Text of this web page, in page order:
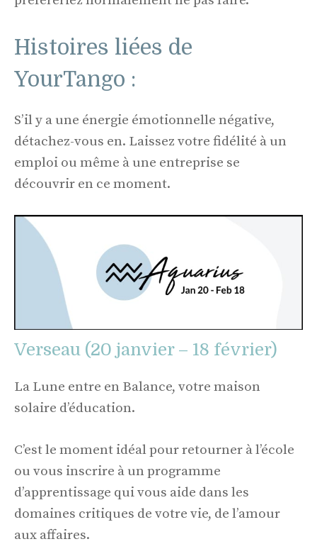
Histoires liées de
YourTango :
S’il y a une énergie émotionnelle négative,
détachez-vous en. Laissez votre fidélité à un
emploi ou même à une entreprise se
découvrir en ce moment.
Verseau (20 janvier – 18 février)
La Lune entre en Balance, votre maison
solaire d’éducation.
C’est le moment idéal pour retourner à l’école
ou vous inscrire à un programme
d’apprentissage qui vous aide dans les
domaines critiques de votre vie, de l’amour
aux affaires.